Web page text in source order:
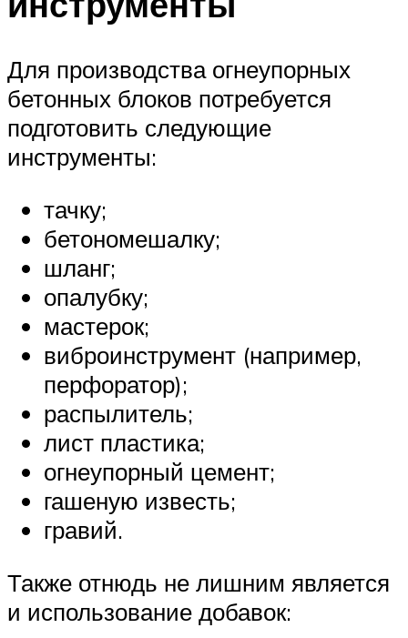
Для производства огнеупорных
бетонных блоков потребуется
подготовить следующие
инструменты:
тачку;
бетономешалку;
шланг;
опалубку;
мастерок;
виброинструмент (например,
перфоратор);
распылитель;
лист пластика;
огнеупорный цемент;
гашеную известь;
гравий.
Также отнюдь не лишним является
и использование добавок: